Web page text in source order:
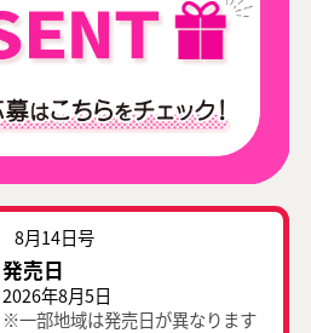
8月14日号
発売日
2026年8月5日
※一部地域は発売日が異なります